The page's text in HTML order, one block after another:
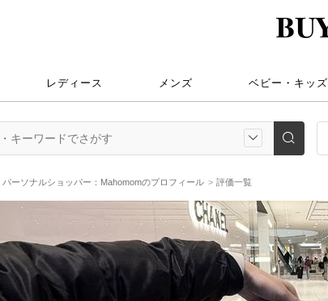
レディース メンズ ベビー・キッズ
パーソナルショッパー：Mahomomのプロフィール 評価一覧